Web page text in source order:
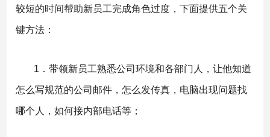
较短的时间帮助新员工完成角色过度，下面提供五个关
键方法：
1．带领新员工熟悉公司环境和各部门人，让他知道
怎么写规范的公司邮件，怎么发传真，电脑出现问题找
哪个人，如何接内部电话等；